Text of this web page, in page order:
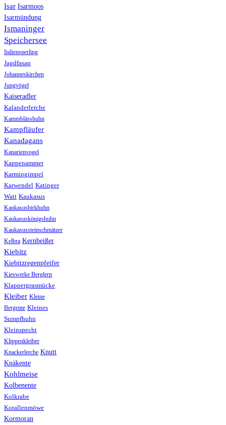
Isar Isarmoos
Isarmündung
Ismaninger
Speichersee
Italiensperling
Jagdfasan
Johanneskirchen
Jungvögel
Kaiseradler
Kalanderlerche
Kammblässhuhn
Kampfläufer
Kanadagans
Kanarienvogel
Kappenammer
Karmingimpel
Karwendel Katinger
Watt Kaukasus
Kaukasusbirkhuhn
Kaukasuskönigshuhn
Kaukasussteinschmätzer
Kelbra Kernbeißer
Kiebitz
Kiebitzregenpfeifer
Kieswerke Berglern
Klappergrasmücke
Kleiber Kleine
Bergente Kleines
Sumpfhuhn
Kleinspecht
Klippenkleiber
Knackerlerche Knutt
Knäkente
Kohlmeise
Kolbenente
Kolkrabe
Korallenmöwe
Kormoran